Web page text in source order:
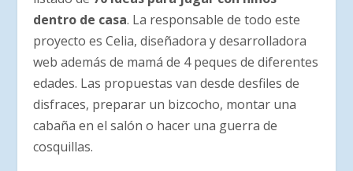
dentro de casa. La responsable de todo este
proyecto es Celia, diseñadora y desarrolladora
web además de mamá de 4 peques de diferentes
edades. Las propuestas van desde desfiles de
disfraces, preparar un bizcocho, montar una
cabaña en el salón o hacer una guerra de
cosquillas.